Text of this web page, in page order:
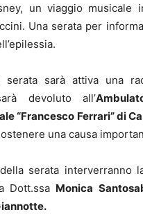
un viaggio musicale
Una serata per
serata sarà attiva una
devoluto all’
“Francesco Ferrari” di
una causa
serata interverranno
Dott.ssa Monica